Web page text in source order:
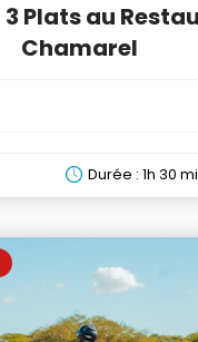
Plats au
Chamarel
Durée : 1h 30